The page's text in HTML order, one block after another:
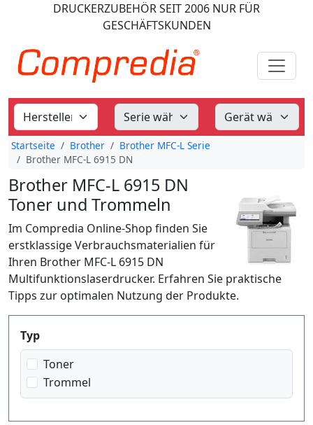
DRUCKERZUBEHÖRSEIT 2006 NUR FÜR
GESCHÄFTSKUNDEN
Startseite Brother
Brother MFC-L Serie
Brother MFC-L 6915 DN
Brother MFC-L 6915 DN
Toner und Trommeln
Im Compredia Online-Shop finden Sie
erstklassige Verbrauchsmaterialien für
Ihren Brother MFC-L 6915 DN
Multifunktionslaserdrucker. Erfahren Sie praktische
Tipps zur optimalen Nutzung der Produkte.
Produktfilter
Typ
Toner
Trommel